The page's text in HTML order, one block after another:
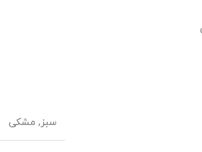
سبز, مشکی